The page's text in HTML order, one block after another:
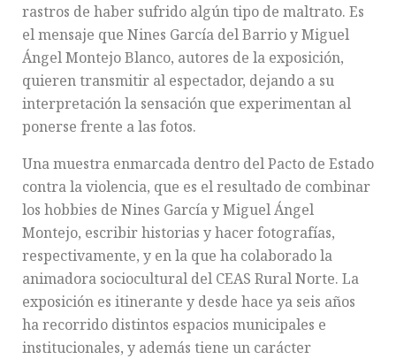
rastros de haber sufrido algún tipo de maltrato. Es
el mensaje que Nines García del Barrio y Miguel
Ángel Montejo Blanco, autores de la exposición,
quieren transmitir al espectador, dejando a su
interpretación la sensación que experimentan al
ponerse frente a las fotos.
Una muestra enmarcada dentro del Pacto de Estado
contra la violencia, que es el resultado de combinar
los hobbies de Nines García y Miguel Ángel
Montejo, escribir historias y hacer fotografías,
respectivamente, y en la que ha colaborado la
animadora sociocultural del CEAS Rural Norte. La
exposición es itinerante y desde hace ya seis años
ha recorrido distintos espacios municipales e
institucionales, y además tiene un carácter